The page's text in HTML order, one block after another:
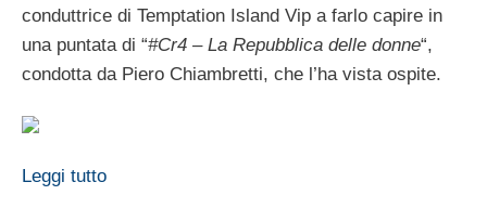
conduttrice di Temptation Island Vip a farlo capire in
una puntata di “#Cr4 – La Repubblica delle donne“,
condotta da Piero Chiambretti, che l’ha vista ospite.
Leggi tutto